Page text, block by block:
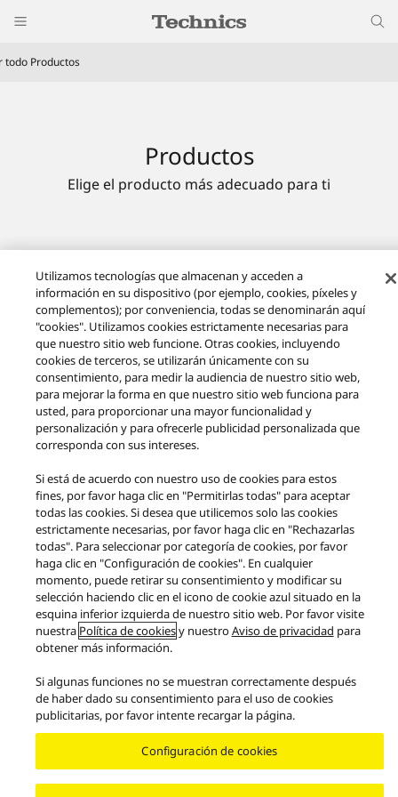
todo Productos
Elige el producto más adecuado para ti
Productos
Productos
Facebook X YouTube
Instagram
Filosofía de la técnica
Términos de uso
Política de privacidad
Contacto
Política de cookies
Accesibilidad
Reportar barreras
EU Data Act
Garantía Legal
Area/Country
Copyright © 2026 Panasonic Marketing Europe
Utilizamos tecnologías que almacenan y acceden a
información en su dispositivo (por ejemplo, cookies, píxeles y
complementos); por conveniencia, todas se denominarán aquí
"cookies". Utilizamos cookies estrictamente necesarias para
que nuestro sitio web funcione. Otras cookies, incluyendo
cookies de terceros, se utilizarán únicamente con su
consentimiento, para medir la audiencia de nuestro sitio web,
para mejorar la forma en que nuestro sitio web funciona para
usted, para proporcionar una mayor funcionalidad y
personalización y para ofrecerle publicidad personalizada que
corresponda con sus intereses.
Si está de acuerdo con nuestro uso de cookies para estos
fines, por favor haga clic en "Permitirlas todas" para aceptar
todas las cookies. Si desea que utilicemos solo las cookies
estrictamente necesarias, por favor haga clic en "Rechazarlas
todas". Para seleccionar por categoría de cookies, por favor
haga clic en "Configuración de cookies". En cualquier
momento, puede retirar su consentimiento y modificar su
selección haciendo clic en el icono de cookie azul situado en la
esquina inferior izquierda de nuestro sitio web. Por favor visite
nuestra Política de cookiesy nuestroAviso de privacidad para
obtener más información.
Si algunas funciones no se muestran correctamente después
de haber dado su consentimiento para el uso de cookies
publicitarias, por favor intente recargar la página.
Configuración de cookies